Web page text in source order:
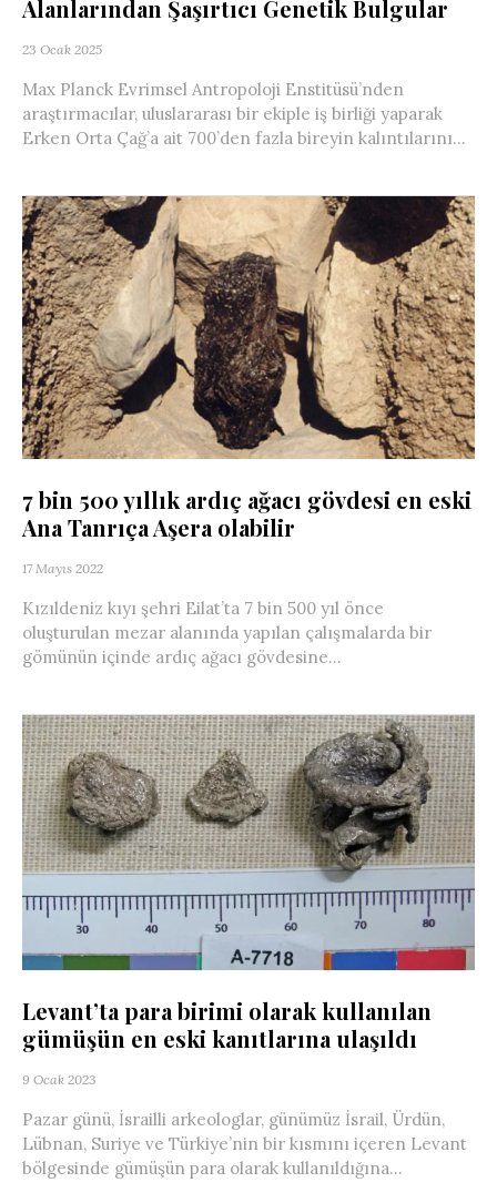
Alanlarından Şaşırtıcı Genetik Bulgular
23 Ocak 2025
Max Planck Evrimsel Antropoloji Enstitüsü’nden
araştırmacılar, uluslararası bir ekiple iş birliği yaparak
Erken Orta Çağ’a ait 700’den fazla bireyin kalıntılarını...
7 bin 500 yıllık ardıç ağacı gövdesi en eski
Ana Tanrıça Aşera olabilir
17 Mayıs 2022
Kızıldeniz kıyı şehri Eilat’ta 7 bin 500 yıl önce
oluşturulan mezar alanında yapılan çalışmalarda bir
gömünün içinde ardıç ağacı gövdesine...
Levant’ta para birimi olarak kullanılan
gümüşün en eski kanıtlarına ulaşıldı
9 Ocak 2023
Pazar günü, İsrailli arkeologlar, günümüz İsrail, Ürdün,
Lübnan, Suriye ve Türkiye’nin bir kısmını içeren Levant
bölgesinde gümüşün para olarak kullanıldığına...